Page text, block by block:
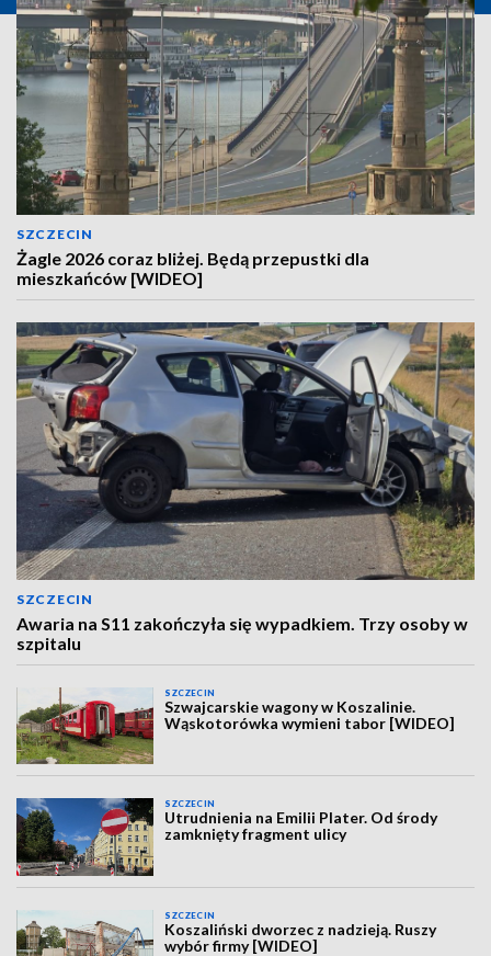
SZCZECIN
Żagle 2026 coraz bliżej. Będą przepustki dla
mieszkańców [WIDEO]
SZCZECIN
Awaria na S11 zakończyła się wypadkiem. Trzy osoby w
szpitalu
SZCZECIN
Szwajcarskie wagony w Koszalinie.
Wąskotorówka wymieni tabor [WIDEO]
SZCZECIN
Utrudnienia na Emilii Plater. Od środy
zamknięty fragment ulicy
SZCZECIN
Koszaliński dworzec z nadzieją. Ruszy
wybór firmy [WIDEO]